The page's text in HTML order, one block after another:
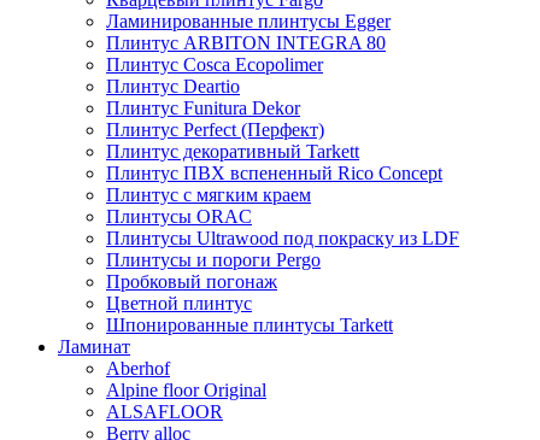
Ламинированные плинтусы Egger
Плинтус ARBITON INTEGRA 80
Плинтус Cosca Ecopolimer
Плинтус Deartio
Плинтус Funitura Dekor
Плинтус Perfect (Перфект)
Плинтус декоративный Tarkett
Плинтус ПВХ вспененный Rico Concept
Плинтус с мягким краем
Плинтусы ORAC
Плинтусы Ultrawood под покраску из LDF
Плинтусы и пороги Pergo
Пробковый погонаж
Цветной плинтус
Шпонированные плинтусы Tarkett
Ламинат
Aberhof
Alpine floor Original
ALSAFLOOR
Berry alloc